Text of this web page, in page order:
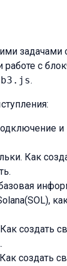
задачами
работе с
.
и
Как
создать
создать